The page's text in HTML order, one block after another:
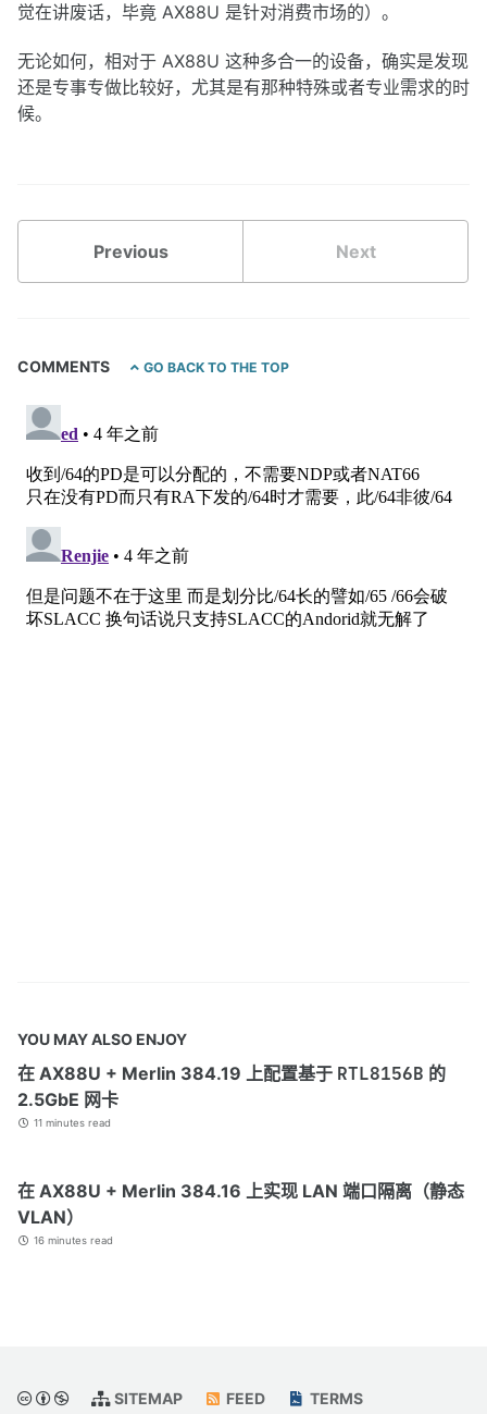
觉在讲废话，毕竟 AX88U 是针对消费市场的）。
无论如何，相对于 AX88U 这种多合一的设备，确实是发现
还是专事专做比较好，尤其是有那种特殊或者专业需求的时
候。
Previous Next
COMMENTS GO BACK TO THE TOP
YOU MAY ALSO ENJOY
在 AX88U + Merlin 384.19 上配置基于 RTL8156B 的
2.5GbE 网卡
11 minutes read
在 AX88U + Merlin 384.16 上实现 LAN 端口隔离（静态
VLAN）
16 minutes read
SITEMAP FEED TERMS